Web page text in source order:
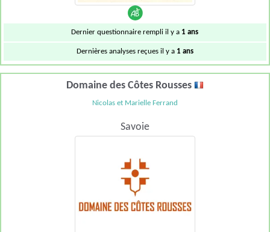
Dernier questionnaire rempli il y a 1 ans
Dernières analyses reçues il y a 1 ans
Domaine des Côtes Rousses
Nicolas et Marielle Ferrand
Savoie